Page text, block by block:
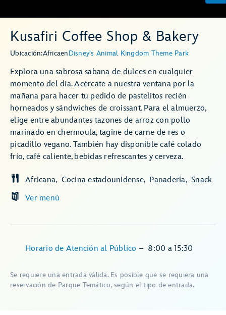
Kusafiri Coffee Shop & Bakery
Ubicación:AfricaenDisney's Animal Kingdom Theme Park
Explora una sabrosa sabana de dulces en cualquier
momento del día. Acércate a nuestra ventana por la
mañana para hacer tu pedido de pastelitos recién
horneados y sándwiches de croissant. Para el almuerzo,
elige entre abundantes tazones de arroz con pollo
marinado en chermoula, tagine de carne de res o
picadillo vegano. También hay disponible café colado
frío, café caliente, bebidas refrescantes y cerveza.
Ver menú
Africana Cocina estadounidense Panadería Snack
Horario de Atención al Público – 8:00 a 15:30
Se requiere una entrada válida. Es posible que se requiera una
reservación de Parque Temático, según el tipo de entrada.